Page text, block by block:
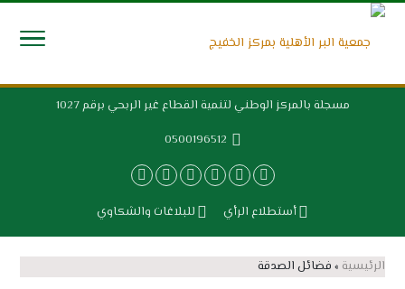
مسجلة بالمركز الوطني لتنمية القطاع غير الربحي برقم 1027
0500196512
أستطلاع الرأي للبلاغات والشكاوي
الرئيسية » فضائل الصدقة